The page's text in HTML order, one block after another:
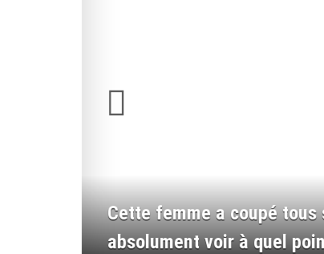
Cette femme a coupé
absolument voir à quel